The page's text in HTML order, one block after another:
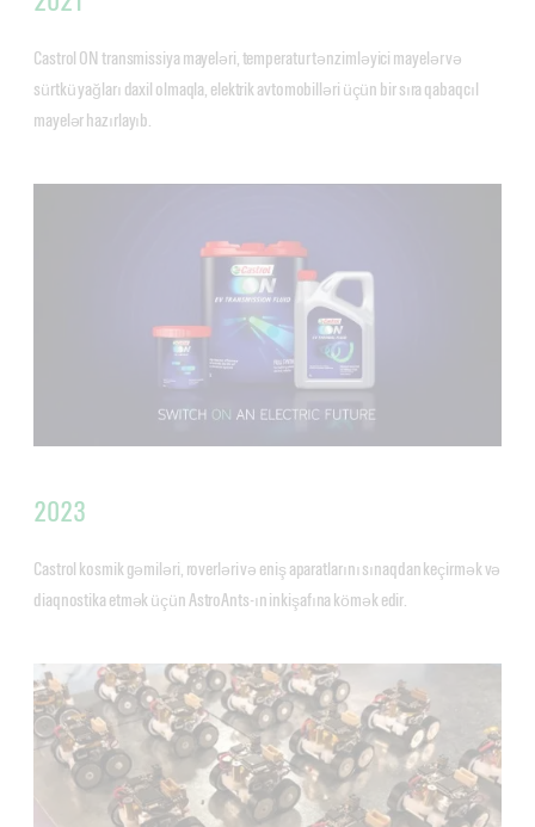
Castrol ON transmissiya mayeləri, temperatur tənzimləyici mayelər və
sürtkü yağları daxil olmaqla, elektrik avtomobilləri üçün bir sıra qabaqcıl
mayelər hazırlayıb.
2023
Castrol kosmik gəmiləri, roverləri və eniş aparatlarını sınaqdan keçirmək və
diaqnostika etmək üçün AstroAnts-ın inkişafına kömək edir.